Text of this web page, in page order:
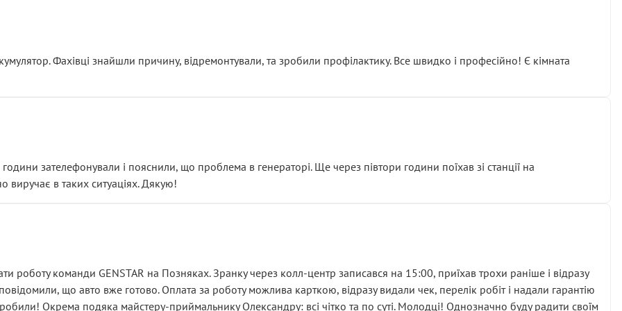
із головним гальмівним циліндром у зборі.
і тоді сервіс наче справив хороше враження. Але згодом знайшов декілька гайок під лобовим склом. Мені
хвилюватися. ( надіюсь новий власник, не застяг в полі))
підірвав.
а “аби швидше і дорожче”. Саме це і псує загальне враження та бажання повертатися.
Фахівці знайшли причину, відремонтували, та зробили профілактику. Все швидко і професійно! Є кімната
зателефонували і пояснили, що проблема в генераторі. Ще через півтори години поїхав зі станції на
виручає в таких ситуаціях. Дякую!
роботу команди GENSTAR на Позняках. Зранку через колл-центр записався на 15:00, приїхав трохи раніше і відразу
що авто вже готово. Оплата за роботу можлива карткою, відразу видали чек, перелік робіт і надали гарантію
Окрема подяка майстеру-приймальнику Олександру: всі чітко та по суті. Молодці! Однозначно буду радити своїм